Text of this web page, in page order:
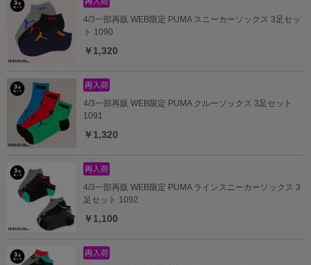
4/3一部再販 WEB限定 PUMA スニーカーソックス 3足セッ
ト 1090
￥1,320
4/3一部再販 WEB限定 PUMA クルーソックス 3足セット
1091
￥1,320
4/3一部再販 WEB限定 PUMA ラインスニーカーソックス 3
足セット 1092
￥1,100